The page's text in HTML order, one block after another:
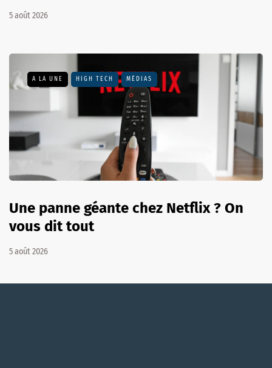
5 août 2026
A LA UNE HIGH TECH MÉDIAS
Une panne géante chez Netflix ? On
vous dit tout
5 août 2026